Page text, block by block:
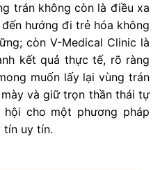
trán không còn là điều xa
hướng đi trẻ hóa không
còn V-Medical Clinic là
kết quả thực tế, rõ ràng
muốn lấy lại vùng trán
và giữ trọn thần thái tự
cho một phương pháp
tín uy tín.